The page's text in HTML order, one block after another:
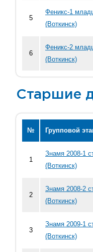
5
Феникс-1
(Воткинск)
6
Феникс-2
(Воткинск)
Старшие
№ Групповой
1
Знамя 2008-1
(Воткинск)
2
Знамя 2008-2
(Воткинск)
3
Знамя 2009-1
(Воткинск)